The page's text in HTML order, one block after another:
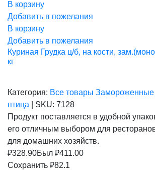
В корзину
Добавить в пожелания
В корзину
Добавить в пожелания
Куриная Грудка ц/б, на кости,
кг
Категория: Все товары Замороженные
птица
SKU: 7128
Продукт поставляется в удобной
его отличным выбором для
для домашних хозяйств.
₽328.90Был ₽411.00
Сохранить ₽82.1